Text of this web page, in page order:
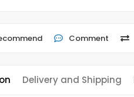
Comment
Delivery and Shipping